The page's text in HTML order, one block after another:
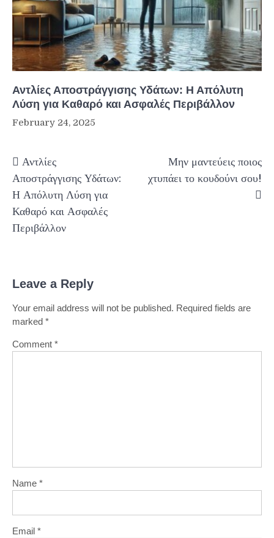
Αντλίες Αποστράγγισης Υδάτων: Η Απόλυτη
Λύση για Καθαρό και Ασφαλές Περιβάλλον
February 24, 2025
navigation
Αντλίες
Αποστράγγισης Υδάτων:
Η Απόλυτη Λύση για
Καθαρό και Ασφαλές
Περιβάλλον
Μην μαντεύεις ποιος
χτυπάει το κουδούνι σου!
Leave a Reply
Your email address will not be published. Required fields are
marked *
Comment *
Name *
Email *